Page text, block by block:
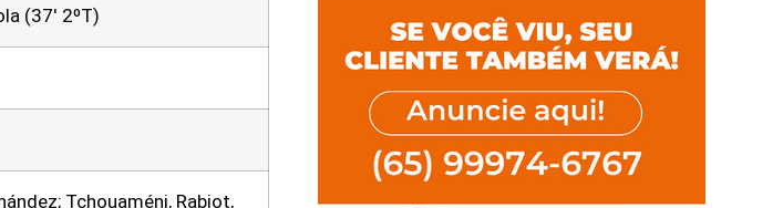
(37′ 2ºT)
Tchouaméni, Rabiot,